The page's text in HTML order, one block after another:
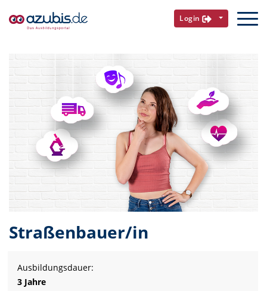
Login
Straßenbauer/in
Ausbildungsdauer:
3 Jahre